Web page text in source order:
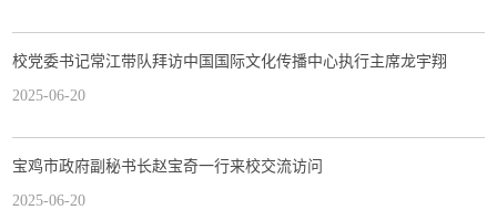
校党委书记常江带队拜访中国国际文化传播中心执行主席龙宇翔
2025-06-20
宝鸡市政府副秘书长赵宝奇一行来校交流访问
2025-06-20